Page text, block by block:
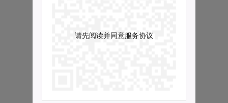
请先阅读并同意服务协议